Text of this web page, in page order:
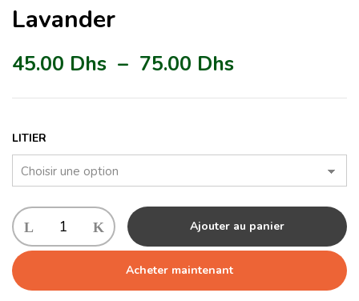
Lavander
45.00 Dhs – 75.00 Dhs
LITIER
Ajouter au panier
Acheter maintenant